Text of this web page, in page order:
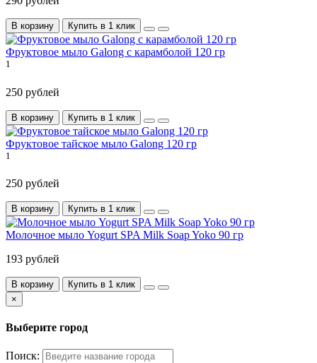
В корзину Купить в 1 клик
Фруктовое мыло Galong с карамболой 120 гр
1
250 рублей
В корзину Купить в 1 клик
Фруктовое тайское мыло Galong 120 гр
1
250 рублей
В корзину Купить в 1 клик
Молочное мыло Yogurt SPA Milk Soap Yoko 90 гр
193 рублей
В корзину
Купить в 1 клик
×
Выберите город
Поиск: